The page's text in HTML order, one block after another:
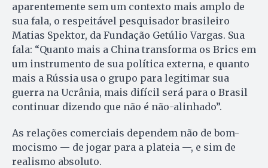
aparentemente sem um contexto mais amplo de
sua fala, o respeitável pesquisador brasileiro
Matias Spektor, da Fundação Getúlio Vargas. Sua
fala: “Quanto mais a China transforma os Brics em
um instrumento de sua política externa, e quanto
mais a Rússia usa o grupo para legitimar sua
guerra na Ucrânia, mais difícil será para o Brasil
continuar dizendo que não é não-alinhado”.
As relações comerciais dependem não de bom-
mocismo — de jogar para a plateia —, e sim de
realismo absoluto.